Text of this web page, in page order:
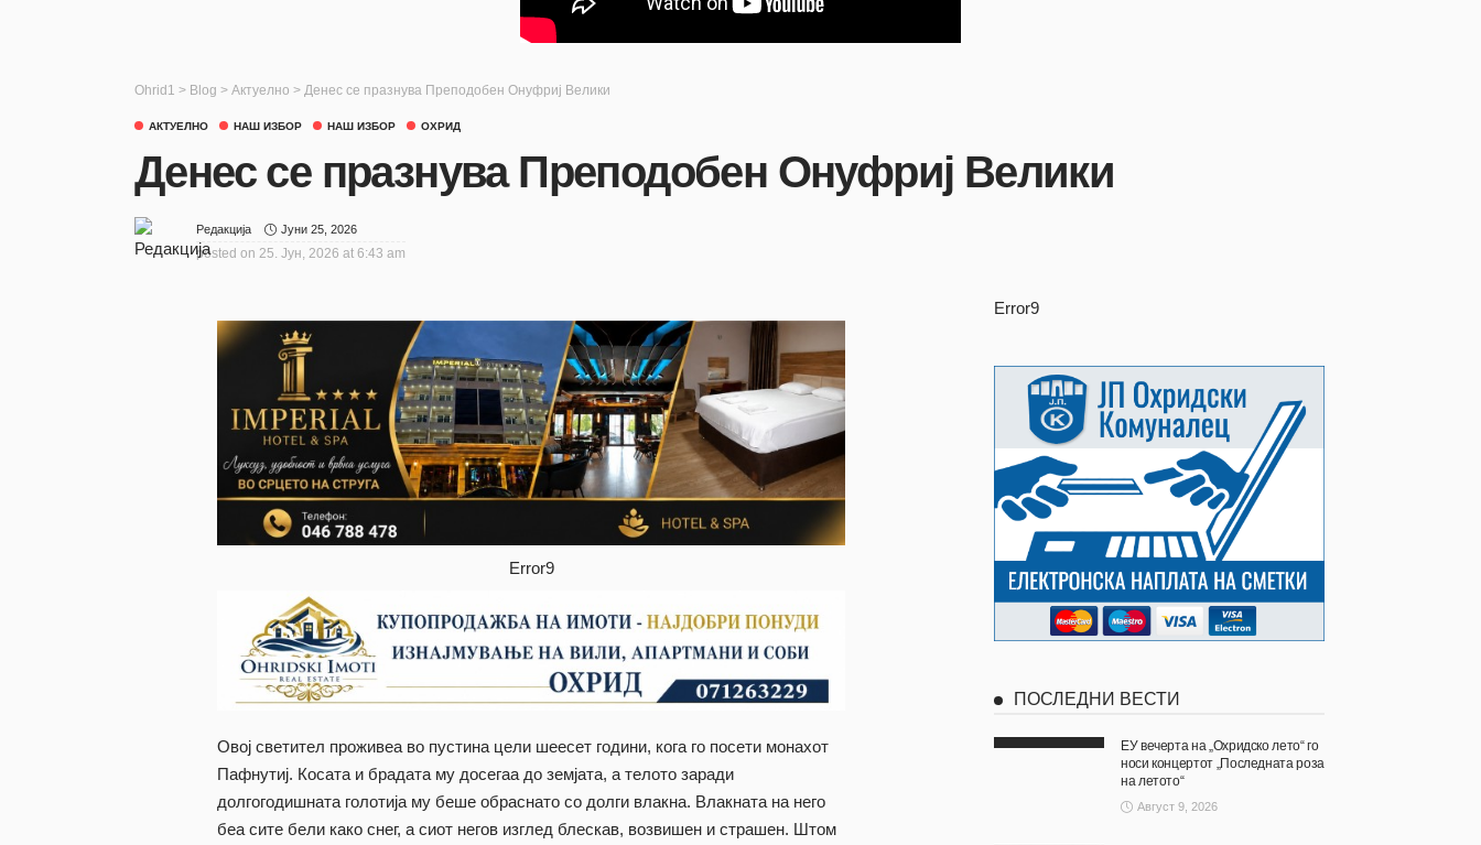
Ohrid1 > Blog > Актуелно > Денес се празнува Преподобен Онуфриј Велики
АКТУЕЛНО НАШ ИЗБОР НАШ ИЗБОР ОХРИД
Денес се празнува Преподобен Онуфриј Велики
Редакција Јуни 25, 2026
posted on 25. Јун, 2026 at 6:43 am
Error9
Овој светител проживеа во пустина цели шеесет години, кога го посети монахот
Пафнутиј. Косата и брадата му досегаа до земјата, а телото заради
долгогодишната голотија му беше обраснато со долги влакна. Влакната на него
беа сите бели како снег, а сиот негов изглед блескав, возвишен и страшен. Штом
Error9
ПОСЛЕДНИ ВЕСТИ
ЕУ вечерта на „Охридско лето“ го
носи концертот „Последната роза
на летото“
Август 9, 2026